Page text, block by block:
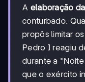
A elaboração
conturbado.
propôs limitar
Pedro I reagiu
durante a
que o exército